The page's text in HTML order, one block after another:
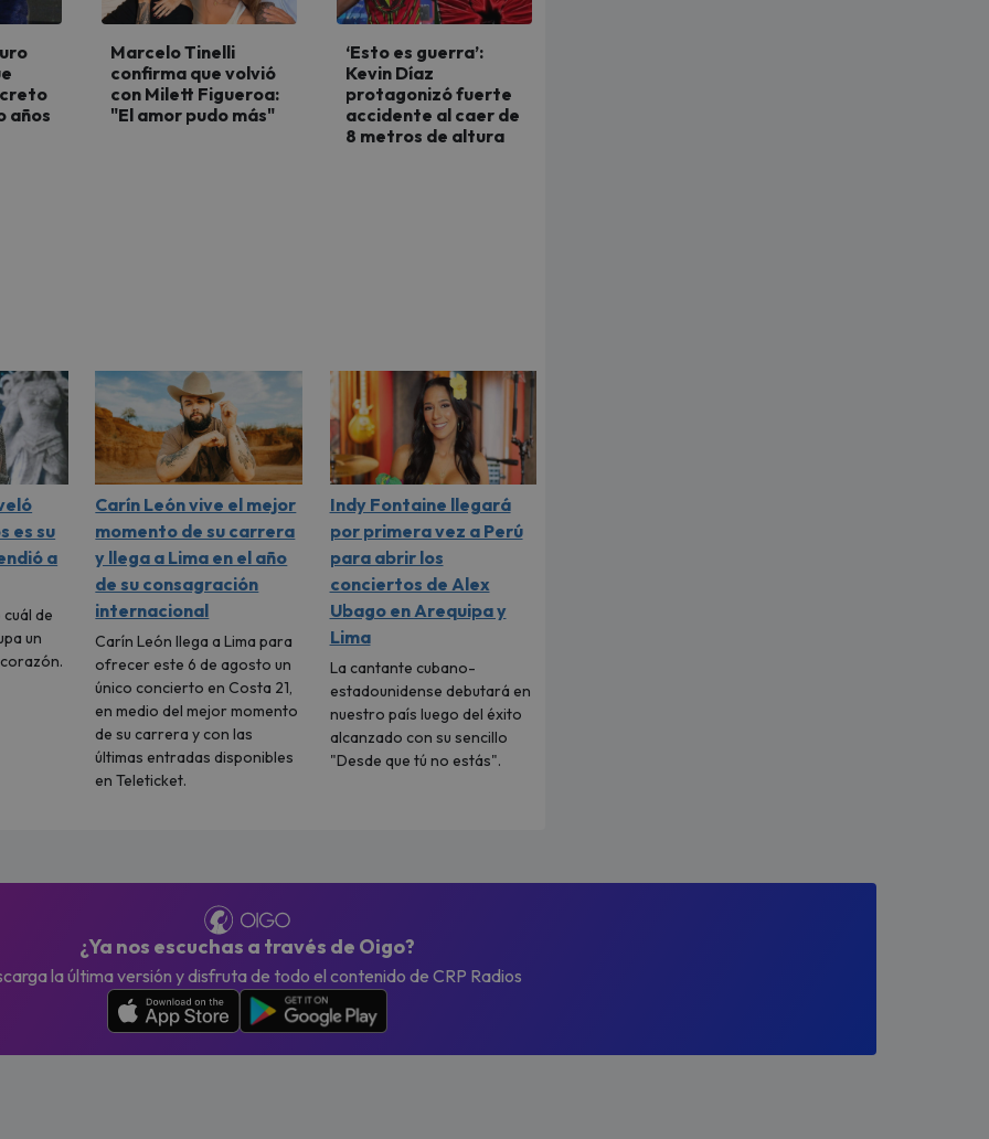
años
Marcelo Tinelli
confirma que volvió
con Milett Figueroa:
"El amor pudo más"
‘Esto es guerra’:
Kevin Díaz
protagonizó fuerte
accidente al caer de
8 metros de altura
es su
a
de
un
Carín León vive el mejor
momento de su carrera
y llega a Lima en el año
de su consagración
internacional
Carín León llega a Lima para
ofrecer este 6 de agosto un
único concierto en Costa 21,
en medio del mejor momento
de su carrera y con las
últimas entradas disponibles
en Teleticket.
Indy Fontaine llegará
por primera vez a Perú
para abrir los
conciertos de Alex
Ubago en Arequipa y
Lima
La cantante cubano-
estadounidense debutará en
nuestro país luego del éxito
alcanzado con su sencillo
"Desde que tú no estás".
¿Ya nos escuchas a través de Oigo?
la última versión y disfruta de todo el contenido de CRP Radios